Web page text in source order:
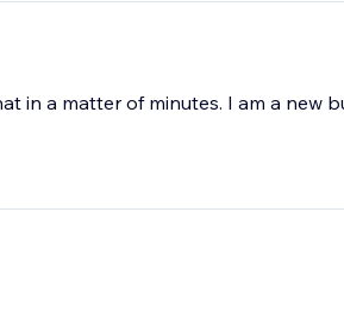
in a matter of minutes. I am a new